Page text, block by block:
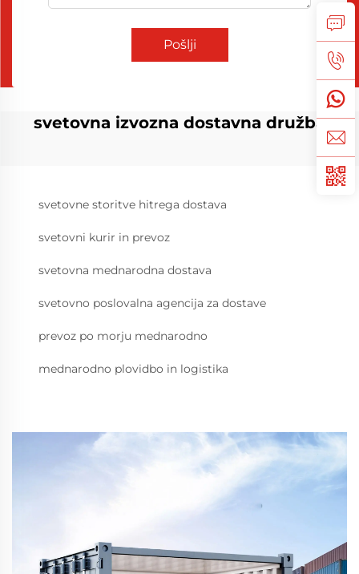
Pošlji
svetovna izvozna dostavna družba
svetovne storitve hitrega dostava
svetovni kurir in prevoz
svetovna mednarodna dostava
svetovno poslovalna agencija za dostave
prevoz po morju mednarodno
mednarodno plovidbo in logistika